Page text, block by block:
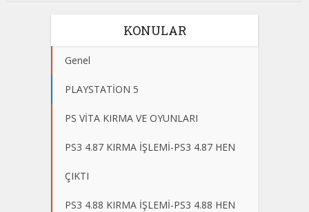
KONULAR
Genel
PLAYSTATİON 5
PS VİTA KIRMA VE OYUNLARI
PS3 4.87 KIRMA İŞLEMİ-PS3 4.87 HEN
ÇIKTI
PS3 4.88 KIRMA İŞLEMİ-PS3 4.88 HEN